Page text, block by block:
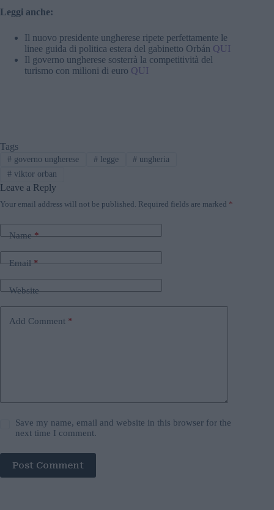
Leggi anche:
Il nuovo presidente ungherese ripete perfettamente le
linee guida di politica estera del gabinetto Orbán QUI
Il governo ungherese sosterrà la competitività del
turismo con milioni di euro QUI
Tags
#governo ungherese #legge # ungheria
#viktor orban
Leave a Reply
Your email address will not be published. Required fields are marked *
Name*
Email*
Website
Add Comment *
Save my name, email and website in this browser for the
next time I comment.
Post Comment